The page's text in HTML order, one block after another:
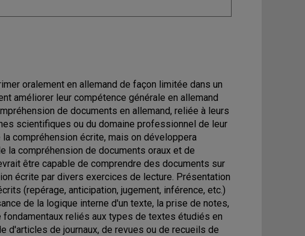
oralement en allemand de façon limitée dans un
améliorer leur compétence générale en allemand
de documents en allemand, reliée à leurs
scientifiques ou du domaine professionnel de leur
compréhension écrite, mais on développera
la compréhension de documents oraux et de
être capable de comprendre des documents sur
écrite par divers exercices de lecture. Présentation
(repérage, anticipation, jugement, inférence, etc.)
de la logique interne d'un texte, la prise de notes,
reliés aux types de textes étudiés en
d'articles de journaux, de revues ou de recueils de